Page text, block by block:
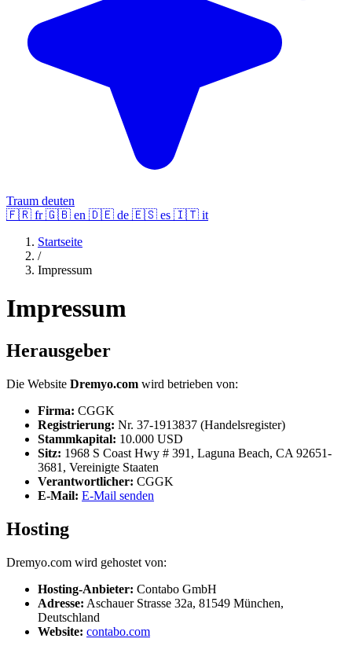
Traum deuten
🇫🇷 fr 🇬🇧 en 🇩🇪 de 🇪🇸 es 🇮🇹 it
Startseite
/
Impressum
Impressum
Herausgeber
Die Website Dremyo.com wird betrieben von:
Firma: CGGK
Registrierung: Nr. 37-1913837 (Handelsregister)
Stammkapital: 10.000 USD
Sitz: 1968 S Coast Hwy # 391, Laguna Beach, CA 92651-
3681, Vereinigte Staaten
Verantwortlicher: CGGK
E-Mail: E-Mail senden
Hosting
Dremyo.com wird gehostet von:
Hosting-Anbieter: Contabo GmbH
Adresse: Aschauer Strasse 32a, 81549 München,
Deutschland
Website: contabo.com